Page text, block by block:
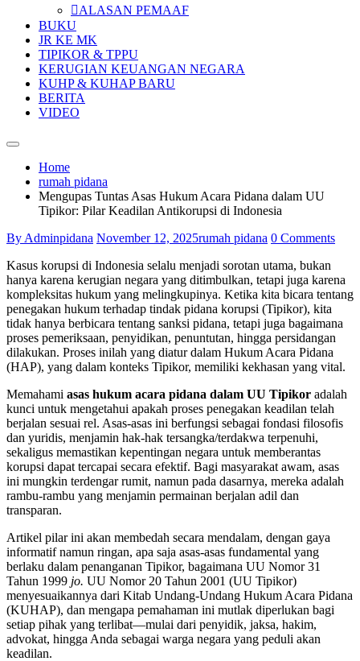
ALASAN PEMAAF
BUKU
JR KE MK
TIPIKOR & TPPU
KERUGIAN KEUANGAN NEGARA
KUHP & KUHAP BARU
BERITA
VIDEO
Home
rumah pidana
Mengupas Tuntas Asas Hukum Acara Pidana dalam UU
Tipikor: Pilar Keadilan Antikorupsi di Indonesia
By Adminpidana November 12, 2025rumah pidana 0 Comments
Kasus korupsi di Indonesia selalu menjadi sorotan utama, bukan
hanya karena kerugian negara yang ditimbulkan, tetapi juga karena
kompleksitas hukum yang melingkupinya. Ketika kita bicara tentang
penegakan hukum terhadap tindak pidana korupsi (Tipikor), kita
tidak hanya berbicara tentang sanksi pidana, tetapi juga bagaimana
proses pemeriksaan, penyidikan, penuntutan, hingga persidangan
dilakukan. Proses inilah yang diatur dalam Hukum Acara Pidana
(HAP), yang dalam konteks Tipikor, memiliki kekhasan yang vital.
Memahami asas hukum acara pidana dalam UU Tipikor adalah
kunci untuk mengetahui apakah proses penegakan keadilan telah
berjalan sesuai rel. Asas-asas ini berfungsi sebagai fondasi filosofis
dan yuridis, menjamin hak-hak tersangka/terdakwa terpenuhi,
sekaligus memastikan kepentingan negara untuk memberantas
korupsi dapat tercapai secara efektif. Bagi masyarakat awam, asas
ini mungkin terdengar rumit, namun pada dasarnya, mereka adalah
rambu-rambu yang menjamin permainan berjalan adil dan
transparan.
Artikel pilar ini akan membedah secara mendalam, dengan gaya
informatif namun ringan, apa saja asas-asas fundamental yang
berlaku dalam penanganan Tipikor, bagaimana UU Nomor 31
Tahun 1999 jo. UU Nomor 20 Tahun 2001 (UU Tipikor)
menyesuaikannya dari Kitab Undang-Undang Hukum Acara Pidana
(KUHAP), dan mengapa pemahaman ini mutlak diperlukan bagi
setiap pihak yang terlibat—mulai dari penyidik, jaksa, hakim,
advokat, hingga Anda sebagai warga negara yang peduli akan
keadilan.